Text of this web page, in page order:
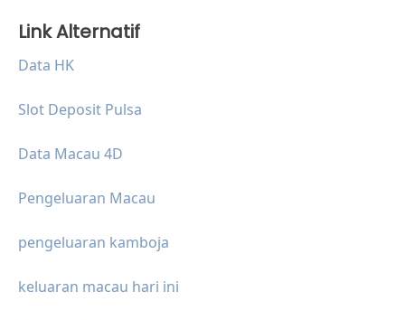
Link Alternatif
Data HK
Slot Deposit Pulsa
Data Macau 4D
Pengeluaran Macau
pengeluaran kamboja
keluaran macau hari ini